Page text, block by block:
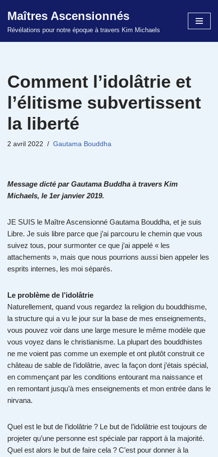
Aller
Maîtres Ascensionnés
Révélations pour notre époque à travers Kim Michaels
Comment l’idolâtrie et
l’élitisme subvertissent
la liberté
2 avril 2022 Gautama Bouddha
Message dicté par Gautama Buddha à travers Kim
Michaels, le 1er janvier 2019.
JE SUIS le Maître Ascensionné Gautama Bouddha, et je suis
Libre. Je suis libre parce que j’ai parcouru le chemin que vous
suivez tous, pour surmonter ce que j’ai appelé « les
attachements », mais que nous pourrions aussi bien appeler les
esprits internes, les moi séparés.
Le problème de l’idolâtrie
Naturellement, quand vous regardez la religion du bouddhisme,
la structure qui a vu le jour sur la base de mes enseignements,
vous pouvez voir dans une large mesure le même modèle que
vous voyez dans le christianisme. La plupart des bouddhistes
ne me voient pas comme un exemple et ont plutôt construit ce
château de sable de l’idolâtrie, avec la façon dont j’étais spécial,
en commençant par les conditions entourant ma naissance et
en remontant jusqu’à mes enseignements et mon entrée dans le
nirvana.
Quel est le but de l’idolâtrie ? Le but de l’idolâtrie est toujours de
projeter qu’une personne est spéciale par rapport à la majorité.
Quel est alors le but de faire cela ? C’est pour donner à la